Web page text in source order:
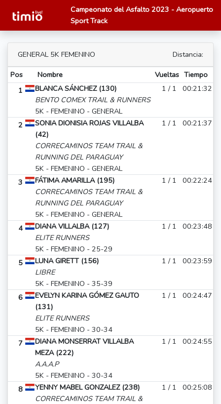
Campeonato del Asfalto 2023 - Aeropuerto
Sport Track
GENERAL 5K FEMENINO Distancia:
Pos Nombre Vueltas Tiempo
1
BLANCA SÁNCHEZ (130)
BENTO COMEX TRAIL & RUNNERS
5K - FEMENINO - GENERAL
1 / 1 00:21:32
2
SONIA DIONISIA ROJAS VILLALBA
(42)
CORRECAMINOS TEAM TRAIL &
RUNNING DEL PARAGUAY
5K - FEMENINO - GENERAL
1 / 1 00:21:37
3
FÁTIMA AMARILLA (195)
CORRECAMINOS TEAM TRAIL &
RUNNING DEL PARAGUAY
5K - FEMENINO - GENERAL
1 / 1 00:22:24
4
DIANA VILLALBA (127)
ELITE RUNNERS
5K - FEMENINO - 25-29
1 / 1 00:23:48
5
LUNA GIRETT (156)
LIBRE
5K - FEMENINO - 35-39
1 / 1 00:23:59
6
EVELYN KARINA GÓMEZ GAUTO
(131)
ELITE RUNNERS
5K - FEMENINO - 30-34
1 / 1 00:24:47
7
DIANA MONSERRAT VILLALBA
MEZA (222)
A.A.A.P
5K - FEMENINO - 30-34
1 / 1 00:24:55
8
YENNY MABEL GONZALEZ (238)
CORRECAMINOS TEAM TRAIL &
1 / 1 00:25:08